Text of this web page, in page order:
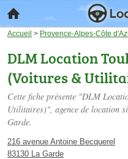
Accueil > Provence-Alpes-Côte
DLM Location
(Voitures &
Cette fiche présente "DLM
Utilitaires)", agence de location
Garde.
216 avenue Antoine Becquerel
83130 La Garde